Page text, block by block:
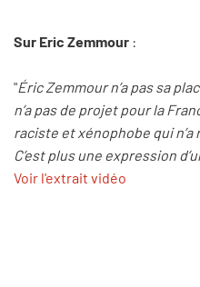
Sur Eric Zemmour :
"Éric Zemmour n’a pas sa
n’a pas de projet pour la
raciste et xénophobe qui
C’est plus une expression
Voir l'extrait vidéo